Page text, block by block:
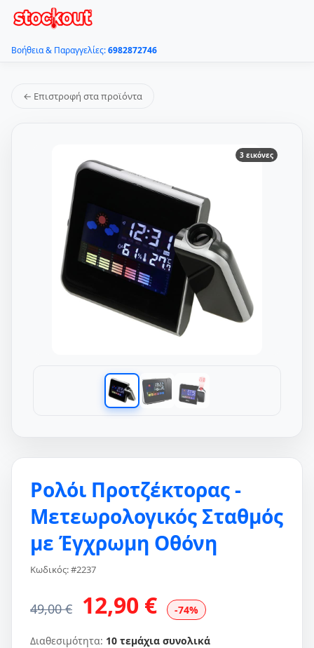
Βοήθεια & Παραγγελίες:6982872746
← Επιστροφή στα προϊόντα
3 εικόνες
Ρολόι Προτζέκτορας -
Μετεωρολογικός Σταθμός
με Έγχρωμη Οθόνη
Κωδικός: #2237
49,00 € 12,90 € -74%
Διαθεσιμότητα: 10 τεμάχια συνολικά